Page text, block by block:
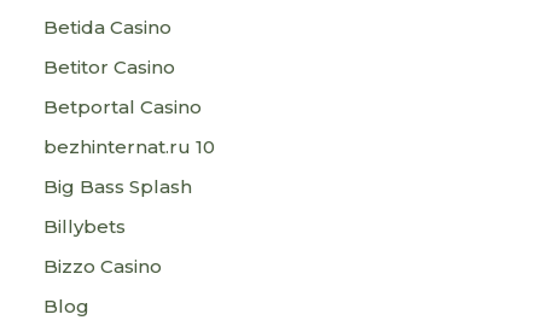
Betida Casino
Betitor Casino
Betportal Casino
bezhinternat.ru 10
Big Bass Splash
Billybets
Bizzo Casino
Blog